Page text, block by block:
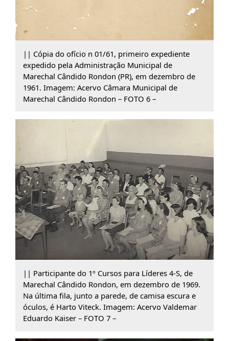
|| Cópia do ofício n 01/61, primeiro expediente
expedido pela Administração Municipal de
Marechal Cândido Rondon (PR), em dezembro de
1961. Imagem: Acervo Câmara Municipal de
Marechal Cândido Rondon – FOTO 6 –
|| Participante do 1º Cursos para Líderes 4-S, de
Marechal Cândido Rondon, em dezembro de 1969.
Na última fila, junto a parede, de camisa escura e
óculos, é Harto Viteck. Imagem: Acervo Valdemar
Eduardo Kaiser – FOTO 7 –